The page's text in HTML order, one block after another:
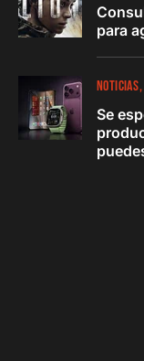
para
NOTICIAS
Se